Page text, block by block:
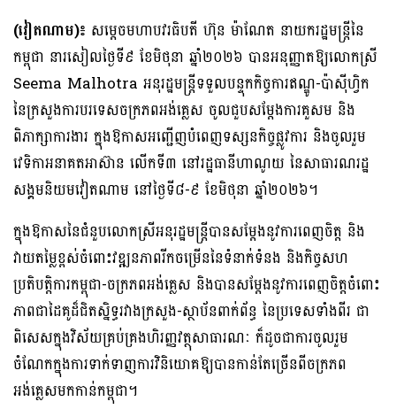
(វៀតណាម)៖ សម្តេចមហាបវរធិបតី ហ៊ុន ម៉ាណែត នាយករដ្ឋមន្ត្រីនៃ
កម្ពុជា នារសៀលថ្ងៃទី៩ ខែមិថុនា ឆ្នាំ២០២៦ បានអនុញ្ញាតឱ្យលោកស្រី
Seema Malhotra អនុរដ្ឋមន្ត្រីទទួលបន្ទុកកិច្ចការឥណ្ឌូ-ប៉ាស៊ីហ្វិក
នៃក្រសួងការបរទេសចក្រភពអង់គ្លេស ចូលជួបសម្ដែងការគួសម និង
ពិភាក្សាការងារ ក្នុងឱកាសអញ្ជើញបំពេញទស្សនកិច្ចផ្លូវការ និងចូលរួម
វេទិកាអនាគតអាស៊ាន លើកទី៣ នៅរដ្ឋធានីហាណូយ នៃសាធារណរដ្ឋ
សង្គមនិយមវៀតណាម នៅថ្ងៃទី៨-៩ ខែមិថុនា ឆ្នាំ២០២៦។
ក្នុងឱកាសនៃជំនួបលោកស្រីអនុរដ្ឋមន្ត្រីបានសម្ដែងនូវការពេញចិត្ត និង
វាយតម្លៃខ្ពស់ចំពោះវឌ្ឍនភាពរីកចម្រើននៃទំនាក់ទំនង និងកិច្ចសហ
ប្រតិបត្តិការកម្ពុជា-ចក្រភពអង់គ្លេស និងបានសម្ដែងនូវការពេញចិត្តចំពោះ
ភាពជាដៃគូដ៏ជិតស្និទ្ធរវាងក្រសួង-ស្ថាប័ន​ពាក់ព័ន្ធ​ នៃប្រទេសទាំងពីរ ជា
ពិសេសក្នុងវិស័យគ្រប់គ្រងហិរញ្ញវត្ថុសាធារណៈ ក៏ដូចជាការចូលរួម
ចំណែកក្នុងការទាក់ទាញការវិនិយោគឱ្យបានកាន់តែច្រើនពីចក្រភព
អង់គ្លេសមកកាន់កម្ពុជា។​